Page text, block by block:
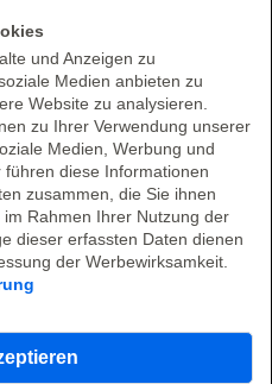
und Anzeigen zu
Medien anbieten zu
Website zu analysieren.
zu Ihrer Verwendung unserer
Medien, Werbung und
diese Informationen
zusammen, die Sie ihnen
Rahmen Ihrer Nutzung der
dieser erfassten Daten dienen
der Werbewirksamkeit.
der weltweit
Logistik-Software,
alle
darunter
und
Inhalte
und
Postfach?
Service
regelmäßig über
Angebote zu den
und jederzeit